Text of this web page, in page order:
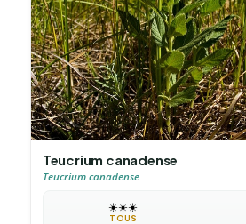
Teucrium canadense
Teucrium canadense
☀️☀️☀️
TOUS